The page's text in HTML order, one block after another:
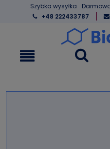
Szybka wysyłka
+48 222433787